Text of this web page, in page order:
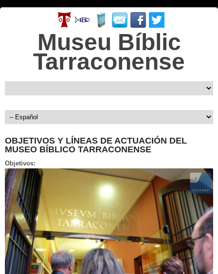
Museu Bíblic
Tarraconense
OBJETIVOS Y LÍNEAS DE ACTUACIÓN DEL
MUSEO BÍBLICO TARRACONENSE
Objetivos: